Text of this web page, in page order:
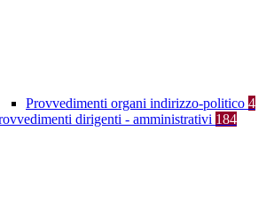
Provvedimenti organi indirizzo-politico 4
dirigenti - amministrativi 184